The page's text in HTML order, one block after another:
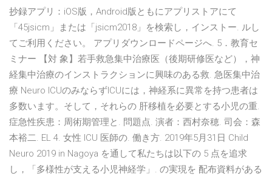
抄録アプリ：iOS版，Android版ともにアプリストアにて
「45jsicm」または「jsicm2018」を検索し，インストー. ルし
てご利用ください。 アプリダウンロードページへ. 5．教育セ
ミナー 【対 象】若手救急集中治療医（後期研修医など），神
経集中治療のインストラクションに興味のある救. 急医集中治
療 Neuro ICUのみならずICUには，神経系に異常を持つ患者は
多数います。そして，それらの 肝移植を必要とする小児の重.
症急性疾患：周術期管理と. 問題点. 演者：西村奈穂. 司会：森
本裕二. EL 4. 女性 ICU 医師の. 働き方. 2019年5月31日 Child
Neuro 2019 in Nagoya を通して私たちは以下の 5 点を追求
し，「多様性が支える小児神経学」. の実現を 配布資料がある